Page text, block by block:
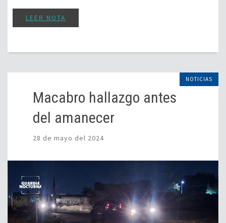
LEER NOTA
NOTICIAS
Macabro hallazgo antes
del amanecer
28 de mayo del 2024